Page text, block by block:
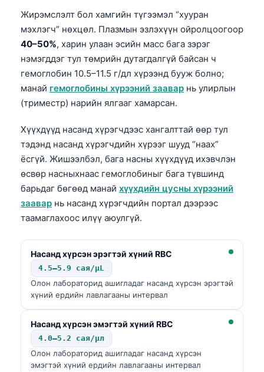
Жирэмслэлт бол хамгийн түгээмэл “хууран
мэхлэгч” нөхцөл. Плазмын эзлэхүүн ойролцоогоор
40–50%, харин улаан эсийн масс бага зэрэг
нэмэгддэг тул төмрийн дутагдалгүй байсан ч
гемоглобин 10.5–11.5 г/дл хүрээнд бууж болно;
манай гемоглобины хүрээний заавар нь улирлын
(триместр) нарийн ялгааг хамарсан.
Хүүхдүүд насанд хүрэгчдээс хангалттай өөр тул
тэдэнд насанд хүрэгчдийн хүрээг шууд “наах”
ёсгүй. Жишээлбэл, бага насны хүүхдүүд ихэвчлэн
өсвөр насныхнаас гемоглобиныг бага түвшинд
барьдаг бөгөөд манай хүүхдийн цусны хүрээний
заавар нь насанд хүрэгчдийн портал дээрээс
таамаглахоос илүү аюулгүй.
Насанд хүрсэн эрэгтэй хүний RBC
4.5–5.9 сая/µL
Олон лабораторид ашигладаг насанд хүрсэн эрэгтэй
хүний ердийн лавлагааны интервал
Насанд хүрсэн эмэгтэй хүний RBC
4.0–5.2 сая/µл
Олон лабораторид ашигладаг насанд хүрсэн
эмэгтэй хүний ердийн лавлагааны интервал